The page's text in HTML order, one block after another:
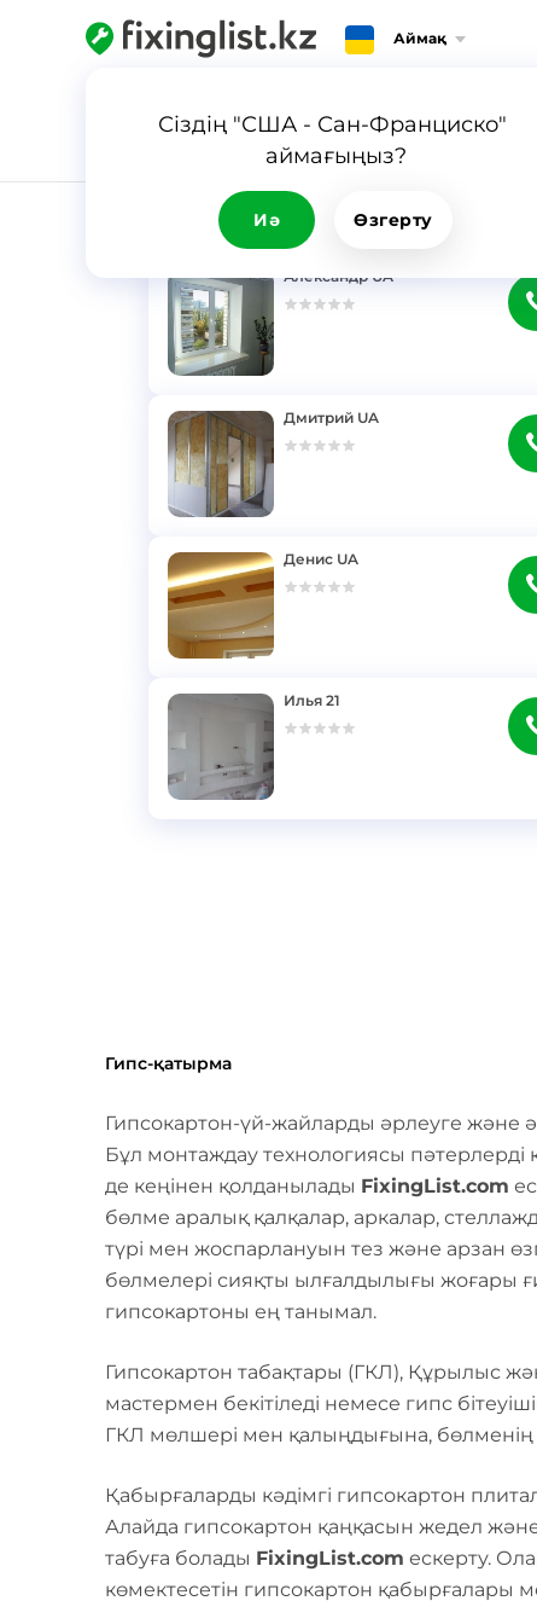
Аймақ
Сіздің "США - Сан-Франциско"
аймағыңыз?
Иә Өзгерту
НӘТИЖЕ
Александр UA
Дмитрий UA
Денис UA
Илья 21
Гипс-қатырма
Гипсокартон-үй-жайларды әрлеуге және
Бұл монтаждау технологиясы
де кеңінен қолданылады FixingList.com
бөлме аралық қалқалар, аркалар,
түрі мен жоспарлануын тез және арзан
бөлмелері сияқты ылғалдылығы жоғары
гипсокартоны ең танымал.
Гипсокартон табақтары (ГКЛ), Құрылыс
мастермен бекітіледі немесе гипс
ГКЛ мөлшері мен қалыңдығына, бөлменің
Қабырғаларды кәдімгі гипсокартон
Алайда гипсокартон қаңқасын жедел
табуға болады FixingList.com ескерту.
көмектесетін гипсокартон қабырғалары